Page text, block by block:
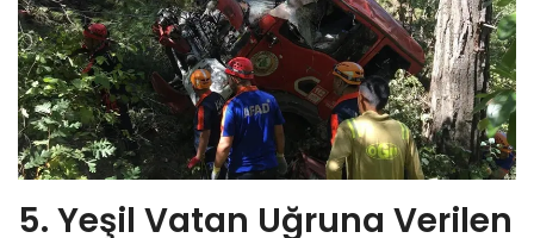
5. Yeşil Vatan Uğruna Verilen